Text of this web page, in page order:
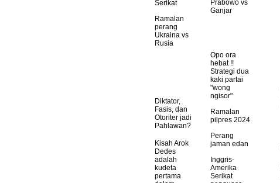
Serikat
Ramalan
perang
Ukraina vs
Rusia
Diktator,
Fasis, dan
Otoriter jadi
Pahlawan?
Kisah Arok
Dedes
adalah
kudeta
pertama
Prabowo vs
Ganjar
Opo ora
hebat !!
Strategi dua
kaki partai
"wong
ngisor"
Ramalan
pilpres 2024
Perang
jaman edan
Inggris-
Amerika
Serikat